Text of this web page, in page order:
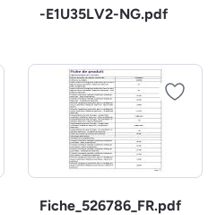
-E1U35LV2-NG.pdf
Fiche_526786_FR.pdf